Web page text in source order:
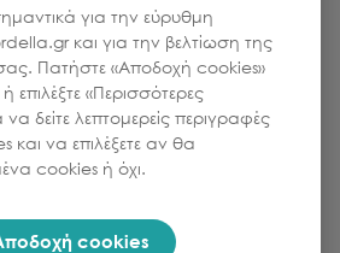
για την εύρυθμη
και για την βελτίωση της
Πατήστε «Αποδοχή cookies»
επιλέξτε «Περισσότερες
δείτε λεπτομερείς περιγραφές
να επιλέξετε αν θα
cookies ή όχι.
cookies